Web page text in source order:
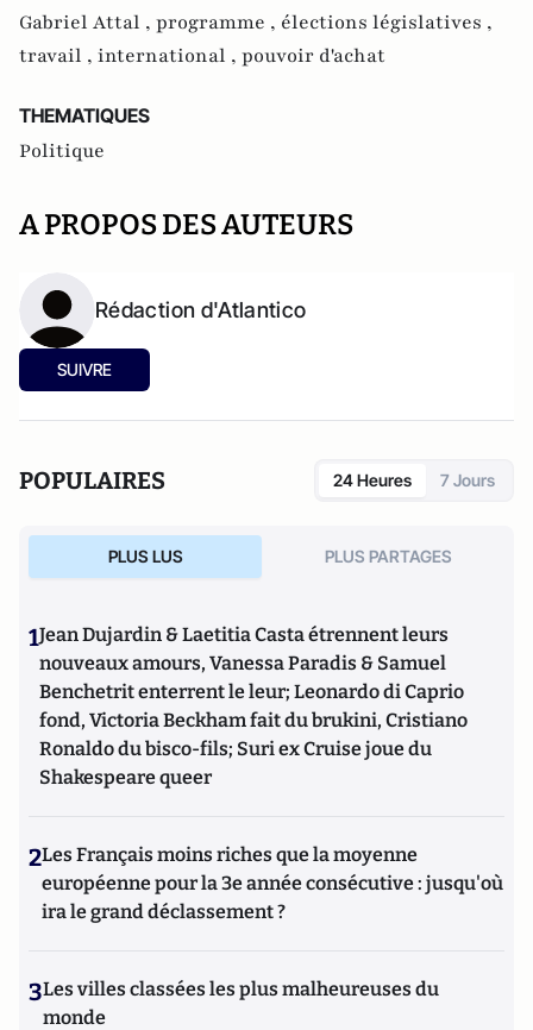
Gabriel Attal , programme , élections législatives ,
travail , international , pouvoir d'achat
THEMATIQUES
Politique
A PROPOS DES AUTEURS
Rédaction d'Atlantico
SUIVRE
POPULAIRES 24 Heures 7 Jours
PLUS LUS PLUS PARTAGES
1Jean Dujardin & Laetitia Casta étrennent leurs
nouveaux amours, Vanessa Paradis & Samuel
Benchetrit enterrent le leur; Leonardo di Caprio
fond, Victoria Beckham fait du brukini, Cristiano
Ronaldo du bisco-fils; Suri ex Cruise joue du
Shakespeare queer
2Les Français moins riches que la moyenne
européenne pour la 3e année consécutive : jusqu'où
ira le grand déclassement ?
3Les villes classées les plus malheureuses du
monde